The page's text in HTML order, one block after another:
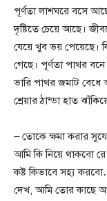
পূর্ণতা লাশঘরে বসে
দৃষ্টিতে চেয়ে আছে।
যেয়ে খুব ভয় পেয়েছে।
গেছে। পূর্ণতা পাথর বনে
ভারি পাথর জমাট বেধে
শ্রেয়ার ঠান্ডা হাত
– তোকে ক্ষমা করার
আমি কি নিয়ে থাকবো
কষ্ট কিভাবে সহ্য
দেখ, আমি তোর কাছে